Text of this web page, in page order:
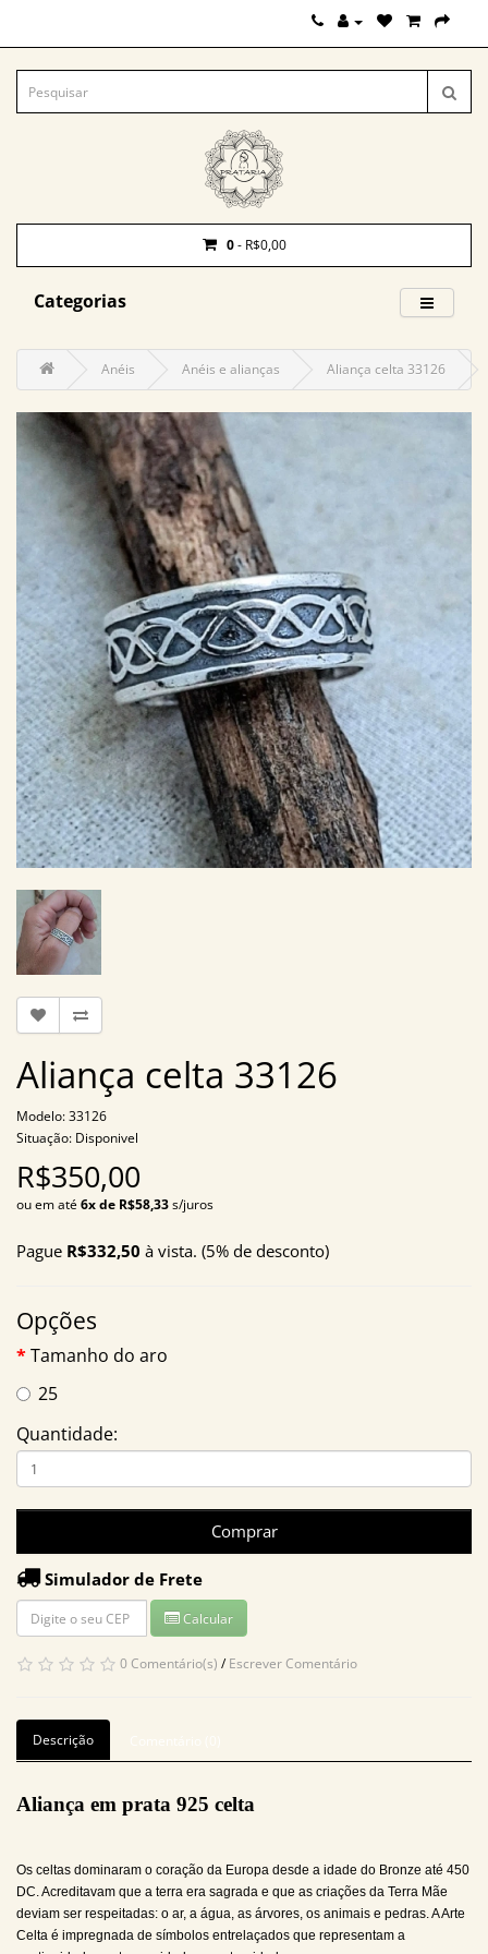
0- R$0,00
Categorias
Anéis Anéis e alianças Aliança celta 33126
Aliança celta 33126
Modelo: 33126
Situação: Disponivel
R$350,00
ou em até6x de R$58,33s/juros
Pague R$332,50 à vista. (5% de desconto)
Opções
Tamanho do aro
25
Quantidade:
Comprar
Simulador de Frete
Calcular
0 Comentário(s) /Escrever Comentário
Descrição
Aliança em prata 925 celta
Os celtas dominaram o coração da Europa desde a idade do Bronze até 450
DC. Acreditavam que a terra era sagrada e que as criações da Terra Mãe
deviam ser respeitadas: o ar, a água, as árvores, os animais e pedras. A Arte
Celta é impregnada de símbolos entrelaçados que representam a